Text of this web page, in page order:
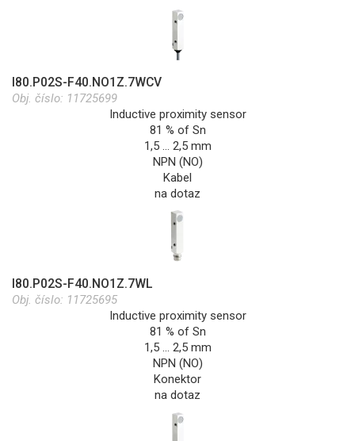
I80.P02S-F40.NO1Z.7WCV
Obj. číslo: 11725699
Inductive proximity sensor
81 % of Sn
1,5 … 2,5 mm
NPN (NO)
Kabel
na dotaz
I80.P02S-F40.NO1Z.7WL
Obj. číslo: 11725695
Inductive proximity sensor
81 % of Sn
1,5 … 2,5 mm
NPN (NO)
Konektor
na dotaz